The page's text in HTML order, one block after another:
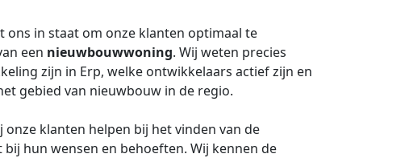
in staat om onze klanten optimaal te
een nieuwbouwwoning. Wij weten precies
zijn in Erp, welke ontwikkelaars actief zijn en
gebied van nieuwbouw in de regio.
klanten helpen bij het vinden van de
bij hun wensen en behoeften. Wij kennen de